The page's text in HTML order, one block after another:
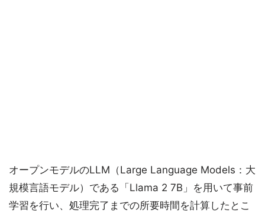
オープンモデルのLLM（Large Language Models：大
規模言語モデル）である「Llama 2 7B」を用いて事前
学習を行い、処理完了までの所要時間を計算したとこ